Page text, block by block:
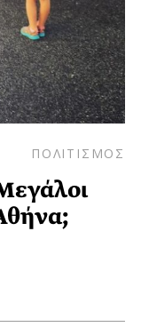
ΠΟΛΙΤΙΣΜΟΣ